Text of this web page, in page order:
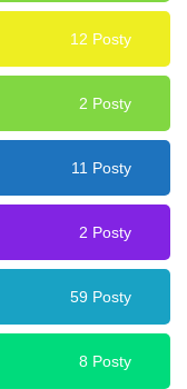
12 Posty
2 Posty
11 Posty
2 Posty
59 Posty
8 Posty